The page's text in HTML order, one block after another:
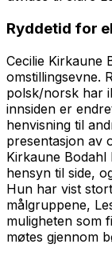
Ryddetid for
Cecilie Kirkaune
omstillingsevne.
polsk/norsk har
innsiden er
henvisning til
presentasjon av
Kirkaune Bodahl
hensyn til side,
Hun har vist
målgruppene,
muligheten som
møtes gjennom